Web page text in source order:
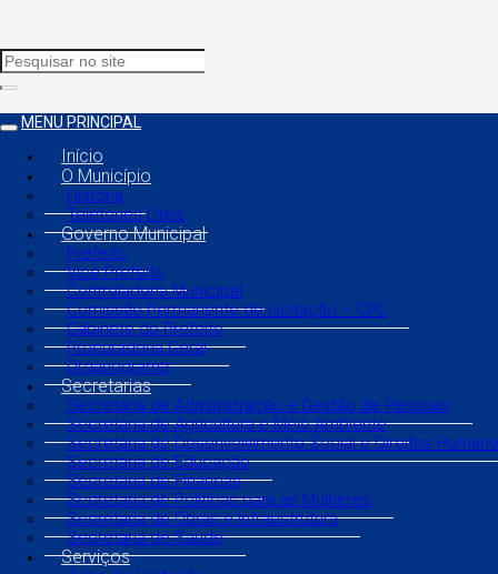
MENU PRINCIPAL
Início
O Município
História
Telefones Úteis
Governo Municipal
Prefeito
Vice Prefeito
Controladoria Municipal
Comissão Permanente de Licitação – CPL
Gabinete do Prefeito
Procuradoria Geral
Organograma
Secretarias
Secretaria de Administração e Gestão de Pessoas
Secretaria de Agricultura e Meio Ambiente
Secretaria de Desenvolvimento Social e Direitos
Secretaria de Educação
Secretaria de Finanças
Secretaria de Políticas para as Mulheres
Secretaria de Obras e Infraestrutura
Secretaria de Saúde
Serviços